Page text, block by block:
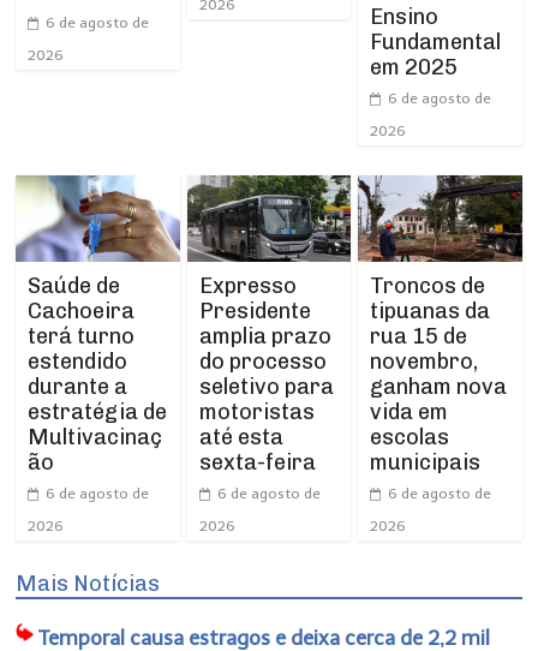
6 de agosto de
2026
2026
Ensino
Fundamental
em 2025
6 de agosto de
2026
Saúde de
Cachoeira
terá turno
estendido
durante a
estratégia de
Multivacinaç
ão
6 de agosto de
2026
Expresso
Presidente
amplia prazo
do processo
seletivo para
motoristas
até esta
sexta-feira
6 de agosto de
2026
Troncos de
tipuanas da
rua 15 de
novembro,
ganham nova
vida em
escolas
municipais
6 de agosto de
2026
Mais Notícias
Temporal causa estragos e deixa cerca de 2,2 mil